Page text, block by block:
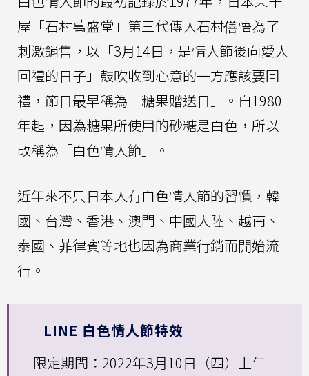
屋「石村萬盛堂」第三代傳人石村僐悟為了
刺激銷售，以「3月14日，是情人節後向愛人
回禮的日子」鼓吹收到心意的一方應該要回
禮，節日最早稱為「糖果贈送日」。自1980
年起，因為糖果所使用的砂糖是白色，所以
改稱為「白色情人節」。
近年來不只日本人有白色情人節的習慣，韓
國、台灣、香港、澳門、中國大陸、越南、
泰國、菲律賓等地也因為商業行銷而開始流
行。
LINE 白色情人節特效
限定期間：2022年3月10日（四）上午